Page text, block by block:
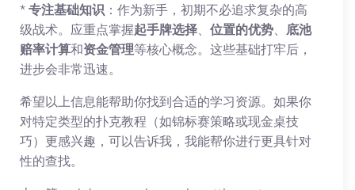
* 专注基础知识 ：作为新手，初期不必追求复杂的高
级战术。应重点掌握起手牌选择 位置的优势
底池
赔率计算和资金管理等核心概念。这些基础打牢后，
进步会非常迅速。
希望以上信息能帮助你找到合适的学习资源。如果你
对特定类型的扑克教程（如锦标赛策略或现金桌技
巧）更感兴趣，可以告诉我，我能帮你进行更具针对
性的查找。